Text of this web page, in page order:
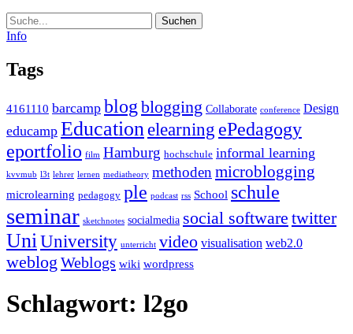
Suche
Info
Tags
4161110 barcamp blog blogging Collaborate conference Design
educamp Education elearning ePedagogy
eportfolio film Hamburg hochschule informal learning
kvvmub l3t lehrer lernen mediatheory methoden microblogging
microlearning pedagogy ple podcast rss School schule
seminar sketchnotes socialmedia social software twitter
UniUniversity unterricht video visualisation web2.0
weblog Weblogs wiki wordpress
Schlagwort: l2go